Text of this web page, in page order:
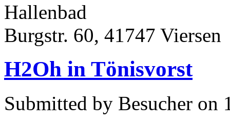
Hallenbad
Burgstr. 60, 41747 Viersen
H2Oh in Tönisvorst
Submitted by Besucher on